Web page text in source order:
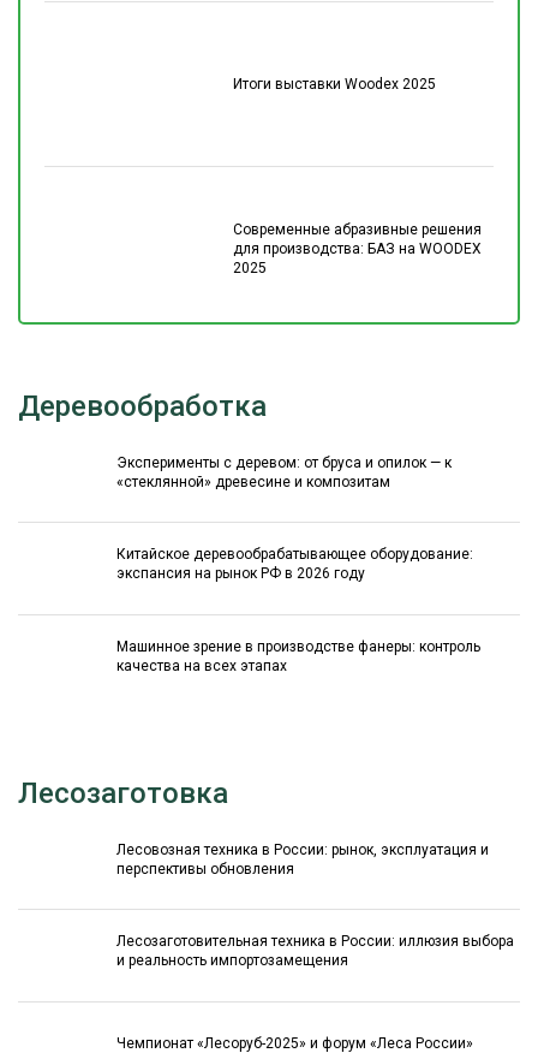
Итоги выставки Woodex 2025
Современные абразивные решения
для производства: БАЗ на WOODEX
2025
Деревообработка
Эксперименты с деревом: от бруса и опилок — к
«стеклянной» древесине и композитам
Китайское деревообрабатывающее оборудование:
экспансия на рынок РФ в 2026 году
Машинное зрение в производстве фанеры: контроль
качества на всех этапах
Лесозаготовка
Лесовозная техника в России: рынок, эксплуатация и
перспективы обновления
Лесозаготовительная техника в России: иллюзия выбора
и реальность импортозамещения
Чемпионат «Лесоруб-2025» и форум «Леса России»